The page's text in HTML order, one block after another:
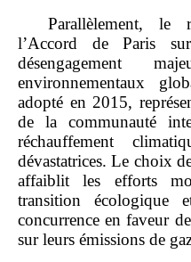
Parallèlement, le
l’Accord de Paris
désengagement
environnementaux
adopté en 2015,
de la communauté
réchauffement
dévastatrices. Le choix
affaiblit les efforts
transition écologique
concurrence en faveur
sur leurs émissions de